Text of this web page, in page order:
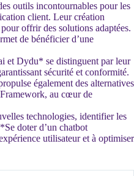
outils incontournables pour les
client. Leur création
offrir des solutions adaptées.
de bénéficier d’une
et Dydu* se distinguent par leur
sécurité et conformité.
également des alternatives
au cœur de
technologies, identifier les
doter d’un chatbot
utilisateur et à optimiser